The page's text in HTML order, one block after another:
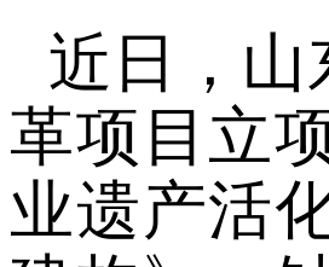
近日，山
革项目立
业遗产活